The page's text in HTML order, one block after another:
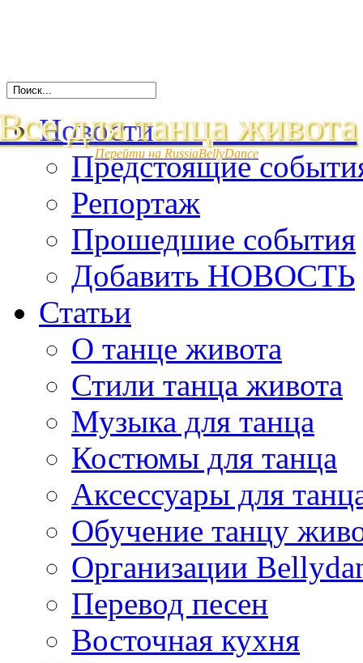
для танца живота
Перейти на RussiaBellyDance
Новости
Предстоящие
Репортаж
Прошедшие события
Добавить НОВОСТЬ
Статьи
О танце живота
Стили танца живота
Музыка для танца
Костюмы для танца
Аксессуары для
Обучение танцу
Организации
Перевод песен
Восточная кухня